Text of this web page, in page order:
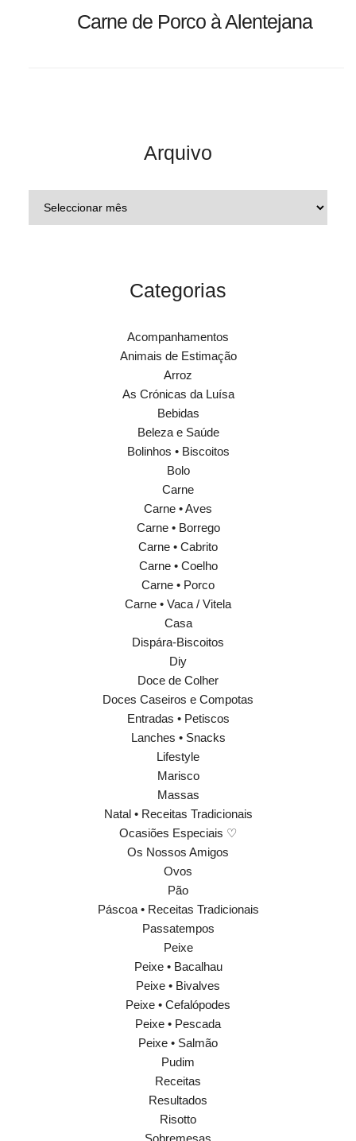
Carne de Porco à Alentejana
Arquivo
Categorias
Acompanhamentos
Animais de Estimação
Arroz
As Crónicas da Luísa
Bebidas
Beleza e Saúde
Bolinhos • Biscoitos
Bolo
Carne
Carne • Aves
Carne • Borrego
Carne • Cabrito
Carne • Coelho
Carne • Porco
Carne • Vaca / Vitela
Casa
Dispára-Biscoitos
Diy
Doce de Colher
Doces Caseiros e Compotas
Entradas • Petiscos
Lanches • Snacks
Lifestyle
Marisco
Massas
Natal • Receitas Tradicionais
Ocasiões Especiais ♡
Os Nossos Amigos
Ovos
Pão
Páscoa • Receitas Tradicionais
Passatempos
Peixe
Peixe • Bacalhau
Peixe • Bivalves
Peixe • Cefalópodes
Peixe • Pescada
Peixe • Salmão
Pudim
Receitas
Resultados
Risotto
Sobremesas